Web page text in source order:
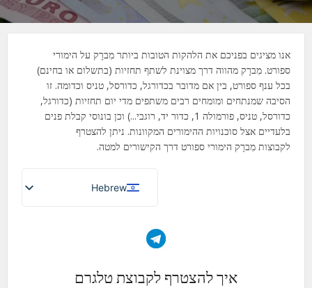
אנו מציגים בפניכם את הלהקות הטובות ביותרמִברָק על הימורי
ספורט. מִברָק מהווה דרך מצוינת לשתף תחזיות (בתשלום או בחינם)
בכל ענף ספורט, בין אם מדובר בכדורגל, כדורסל, טניס וכדומה. זו
הסיבה שמנתחים ומומחים רבים משתפים מדי יום תחזיות (כדורגל,
כדורסל, טניס, פורמולה 1, כדור יד, רוגבי...) וכן בונוסי קבלת פנים
בלעדיים אצל סוכנויות ההימורים המקוונות. ניתן להצטרף
לקבוצותמִברָק הימורי ספורט דרך הקישורים למטה.
Hebrew
French (France)
German
איך להצטרף לקבוצת טלגרם